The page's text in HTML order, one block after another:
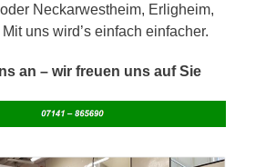
Neckarwestheim, Erligheim,
uns wird’s einfach einfacher.
an – wir freuen uns auf Sie